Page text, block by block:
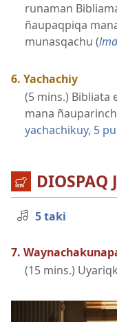
runaman
ñaupaqpiqa
munasqachu (lmd
6. Yachachiy
(5 mins.) Bibliata
mana
yachachikuy, 5
DIOSPAQ
5 taki
7.
(15 mins.)